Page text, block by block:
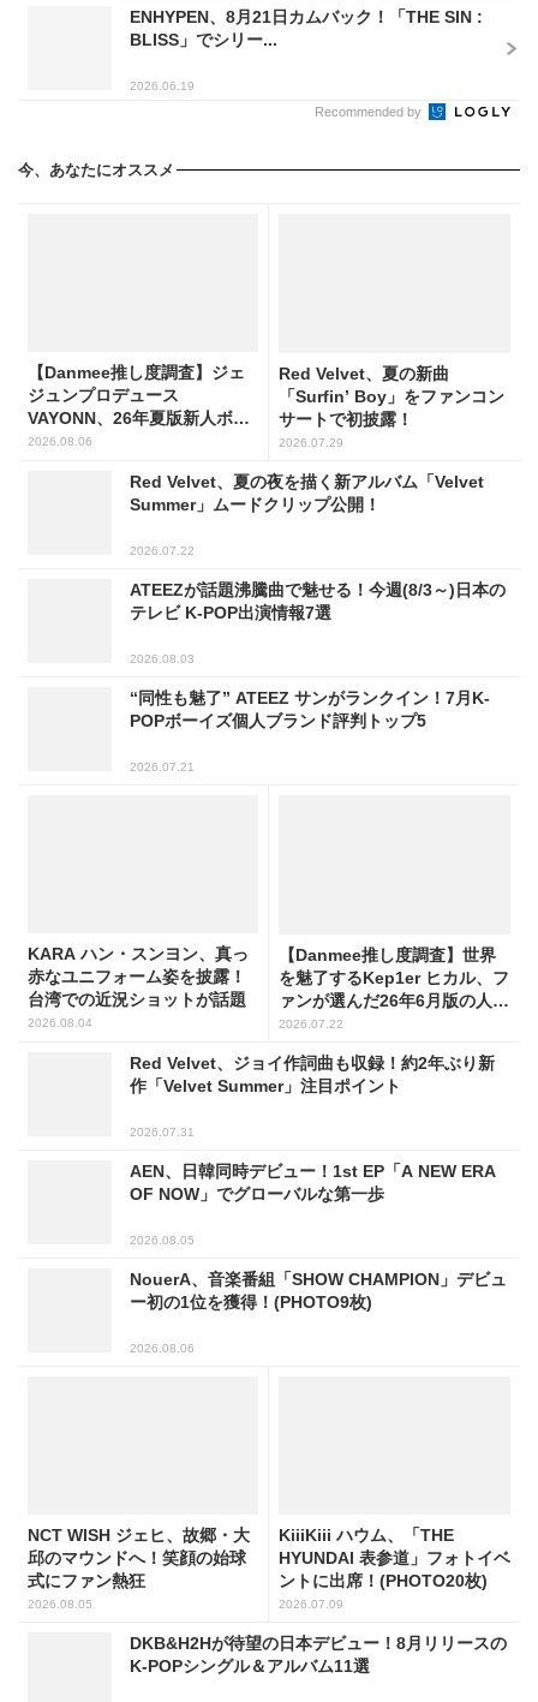
ENHYPEN、8月21日カムバック！「THE SIN :
BLISS」でシリー...
2026.06.19
Recommended by
今、あなたにオススメ
【Danmee推し度調査】ジェ
ジュンプロデュース
VAYONN、26年夏版新人ボー
イズグループ人気No.1に
2026.08.06
Red Velvet、夏の新曲
「Surfin’ Boy」をファンコン
サートで初披露！
2026.07.29
Red Velvet、夏の夜を描く新アルバム「Velvet
Summer」ムードクリップ公開！
2026.07.22
ATEEZが話題沸騰曲で魅せる！今週(8/3～)日本の
テレビ K-POP出演情報7選
2026.08.03
“同性も魅了” ATEEZ サンがランクイン！7月K-
POPボーイズ個人ブランド評判トップ5
2026.07.21
KARA ハン・スンヨン、真っ
赤なユニフォーム姿を披露！
台湾での近況ショットが話題
2026.08.04
【Danmee推し度調査】世界
を魅了するKep1er ヒカル、フ
ァンが選んだ26年6月版の人気
No.1に！
2026.07.22
Red Velvet、ジョイ作詞曲も収録！約2年ぶり新
作「Velvet Summer」注目ポイント
2026.07.31
AEN、日韓同時デビュー！1st EP「A NEW ERA
OF NOW」でグローバルな第一歩
2026.08.05
NouerA、音楽番組「SHOW CHAMPION」デビュ
ー初の1位を獲得！(PHOTO9枚)
2026.08.06
NCT WISH ジェヒ、故郷・大
邱のマウンドへ！笑顔の始球
式にファン熱狂
2026.08.05
KiiiKiii ハウム、「THE
HYUNDAI 表参道」フォトイベ
ントに出席！(PHOTO20枚)
2026.07.09
DKB&H2Hが待望の日本デビュー！8月リリースの
K-POPシングル＆アルバム11選